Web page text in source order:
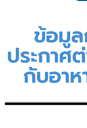
ข้อมู
ประกาศ
กับอา